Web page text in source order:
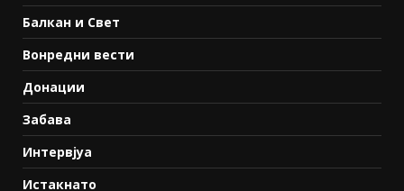
Балкан и Свет
Вонредни вести
Донации
Забава
Интервјуа
Истакнато